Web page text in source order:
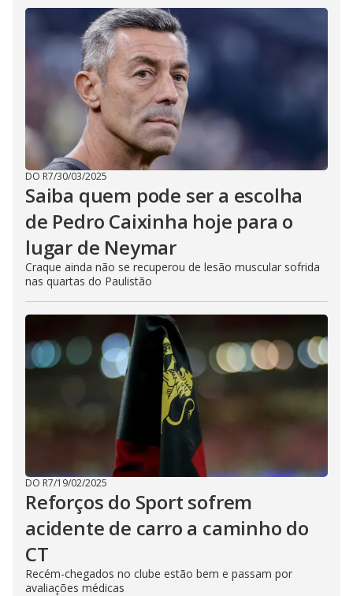
DO R7/30/03/2025
Saiba quem pode ser a escolha
de Pedro Caixinha hoje para o
lugar de Neymar
Craque ainda não se recuperou de lesão muscular sofrida
nas quartas do Paulistão
DO R7/19/02/2025
Reforços do Sport sofrem
acidente de carro a caminho do
CT
Recém-chegados no clube estão bem e passam por
avaliações médicas